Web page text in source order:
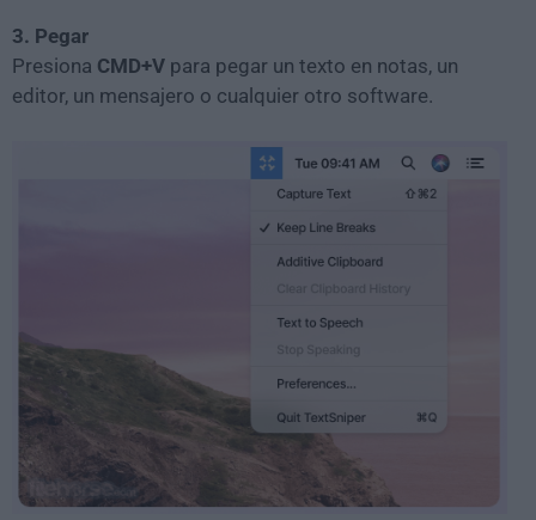
3. Pegar
Presiona CMD+V para pegar un texto en notas, un
editor, un mensajero o cualquier otro software.